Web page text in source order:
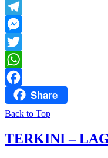
Yahoo
Mail
Telegram
Messenger
Twitter
WhatsApp
FacebookShare
Back to Top
TERKINI –